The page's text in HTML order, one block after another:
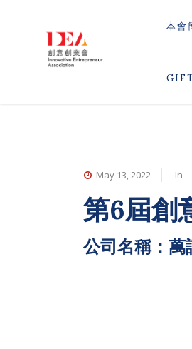
本會
May 13, 2022 In
第6屆創
公司名稱：萬